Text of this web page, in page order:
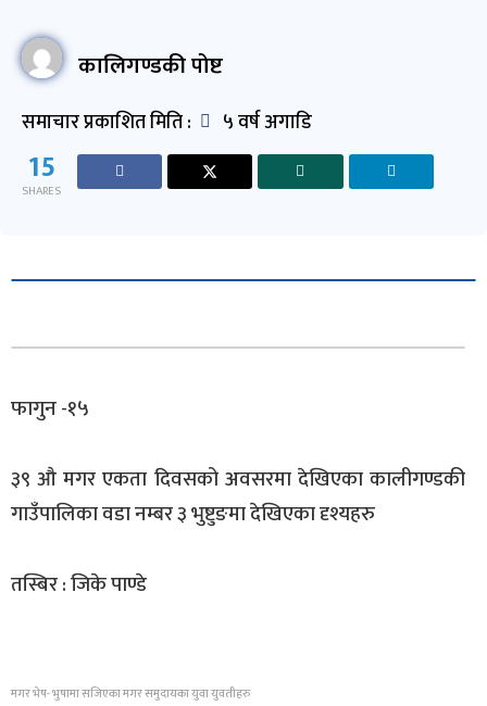
कालिगण्डकी पोष्ट
समाचार प्रकाशित मिति : ५ वर्ष अगाडि
15
SHARES
फागुन -१५
३९ औ मगर एकता दिवसको अवसरमा देखिएका कालीगण्डकी
गाउँपालिका वडा नम्बर ३ भुष्टुङमा देखिएका दृश्यहरु
तस्बिर : जिके पाण्डे
मगर भेष- भुषामा सजिएका मगर समुदायका युवा युवतीहरु